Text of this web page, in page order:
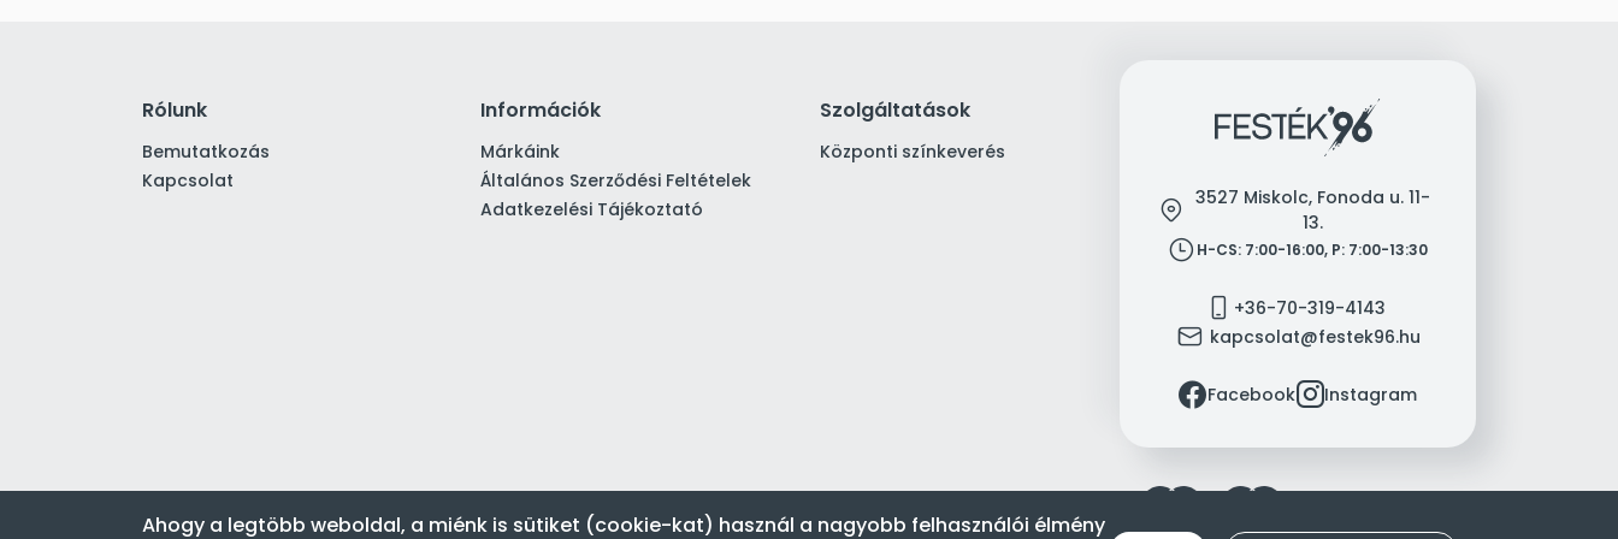
Rólunk
Bemutatkozás
Kapcsolat
Információk
Márkáink
Általános Szerződési Feltételek
Adatkezelési Tájékoztató
Szolgáltatások
Központi színkeverés
location 3527 Miskolc, Fonoda u. 11-
13.
clock H-CS: 7:00-16:00, P: 7:00-13:30
mobile +36-70-319-4143
mail kapcsolat@festek96.hu
facebookFacebookinstagramInstagram
Ahogy a legtöbb weboldal, a miénk is sütiket (cookie-kat) használ a nagyobb felhasználói élmény